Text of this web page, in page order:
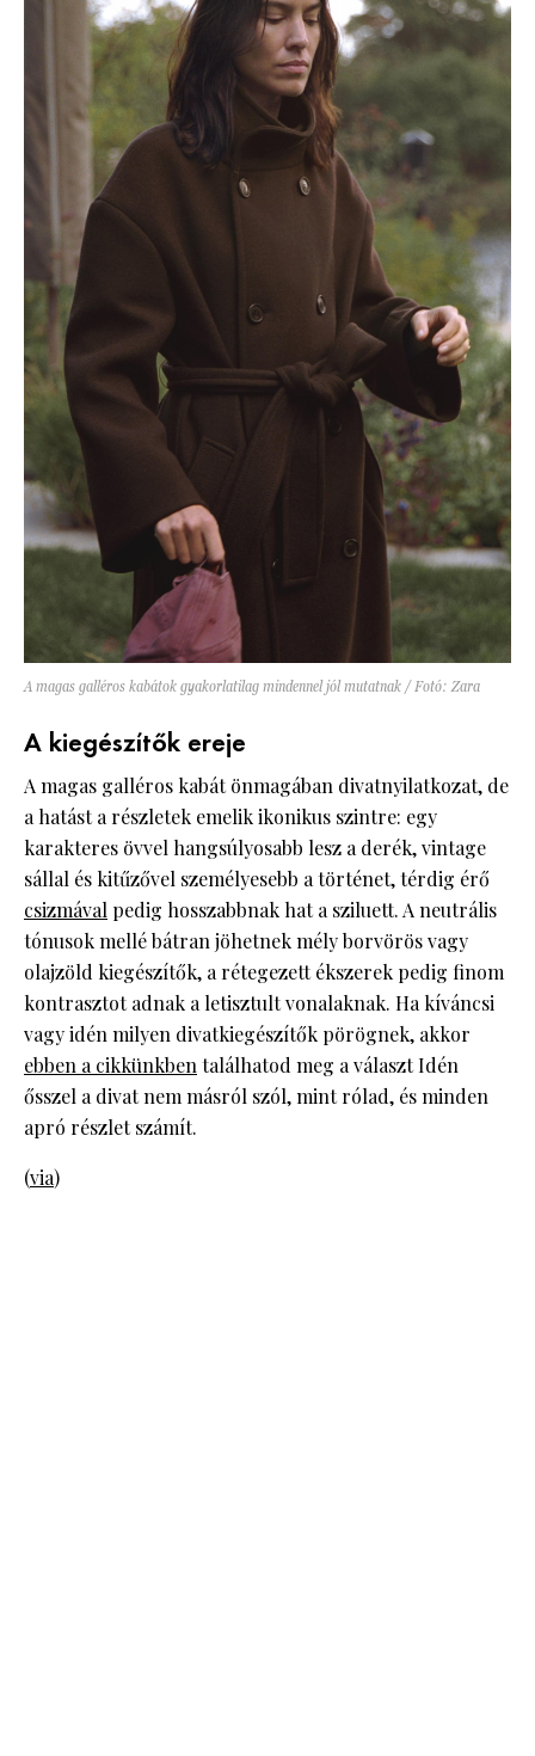
A magas galléros kabátok gyakorlatilag mindennel jól mutatnak / Fotó: Zara
A kiegészítők ereje
A magas galléros kabát önmagában divatnyilatkozat, de
a hatást a részletek emelik ikonikus szintre: egy
karakteres övvel hangsúlyosabb lesz a derék, vintage
sállal és kitűzővel személyesebb a történet, térdig érő
csizmával pedig hosszabbnak hat a sziluett. A neutrális
tónusok mellé bátran jöhetnek mély borvörös vagy
olajzöld kiegészítők, a rétegezett ékszerek pedig finom
kontrasztot adnak a letisztult vonalaknak. Ha kíváncsi
vagy idén milyen divatkiegészítők pörögnek, akkor
ebben a cikkünkbentalálhatod meg a választ Idén
ősszel a divat nem másról szól, mint rólad, és minden
apró részlet számít.
(via)